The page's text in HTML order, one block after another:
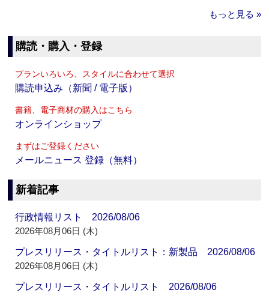
もっと見る »
購読・購入・登録
プランいろいろ、スタイルに合わせて選択
購読申込み（新聞 / 電子版）
書籍、電子商材の購入はこちら
オンラインショップ
まずはご登録ください
メールニュース 登録（無料）
新着記事
行政情報リスト 2026/08/06
2026年08月06日 (木)
プレスリリース・タイトルリスト：新製品 2026/08/06
2026年08月06日 (木)
プレスリリース・タイトルリスト 2026/08/06